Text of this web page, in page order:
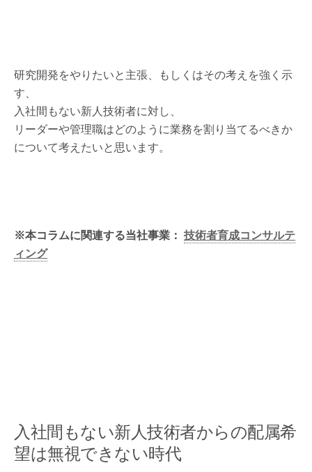
研究開発をやりたいと主張、もしくはその考えを強く示
す、
入社間もない新人技術者に対し、
リーダーや管理職はどのように業務を割り当てるべきか
について考えたいと思います。
※本コラムに関連する当社事業： 技術者育成コンサルテ
ィング
入社間もない新人技術者からの配属希
望は無視できない時代